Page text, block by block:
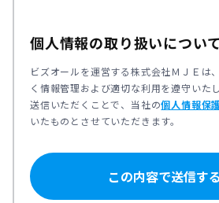
個人情報の取り扱いについて
ビズオールを運営する株式会社ＭＪＥは
く情報管理および適切な利用を遵守いたし
送信いただくことで、当社の個人情報保
いたものとさせていただきます。
この内容で送信する